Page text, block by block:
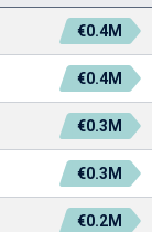
€0.4M
€0.4M
€0.3M
€0.3M
€0.2M